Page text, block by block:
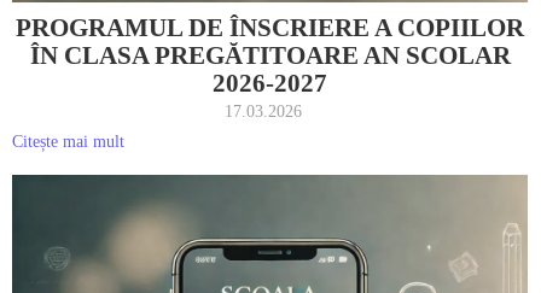
PROGRAMUL DE ÎNSCRIERE A COPIILOR
ÎN CLASA PREGĂTITOARE AN SCOLAR
2026-2027
17.03.2026
Citește mai mult